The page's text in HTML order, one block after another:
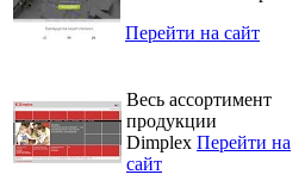
Перейти на сайт
Весь ассортимент
продукции
Dimplex Перейти на
сайт